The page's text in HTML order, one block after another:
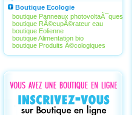
Boutique Ecologie
boutique Panneaux photovoltaÃ¯ques
boutique RÃ©cupÃ©rateur eau
boutique Eolienne
boutique Alimentation bio
boutique Produits Ã©cologiques